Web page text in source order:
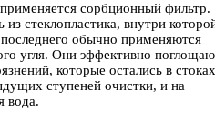
сорбционный фильтр.
стеклопластика, внутри
обычно применяются
угля. Они эффективно
которые остались в стоках
ступеней очистки, и на
вода.